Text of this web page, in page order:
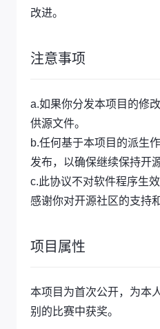
改进。
注意事项
a.如果你分发本项目的修
供源文件。
b.任何基于本项目的派生
发布，以确保继续保持开
c.此协议不对软件程序生
感谢你对开源社区的支持
项目属性
本项目为首次公开，为本
别的比赛中获奖。